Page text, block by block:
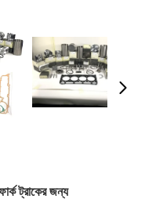
ট্রাকের জন্য